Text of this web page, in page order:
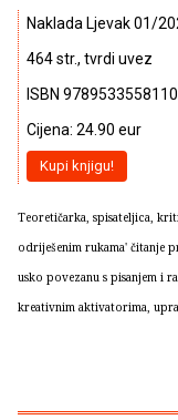
Naklada Ljevak 01/
464 str., tvrdi uvez
ISBN 9789533558110
Cijena: 24.90 eur
Kupi knjigu!
Teoretičarka, spisateljica,
odriješenim rukama' čitanje
usko povezanu s pisanjem i
kreativnim aktivatorima,